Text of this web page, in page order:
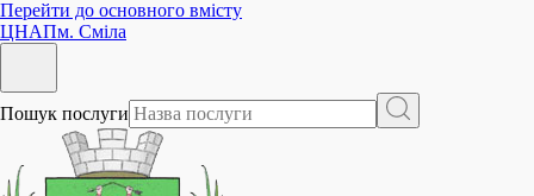
Перейти до основного вмісту
ЦНАПм. Сміла
Пошук послуги